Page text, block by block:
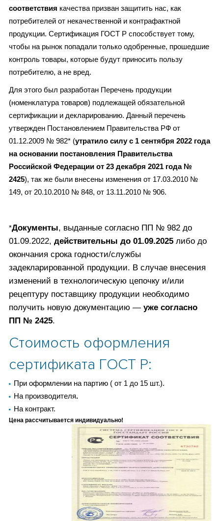
соответствия качества призван защитить нас, как
потребителей от некачественной и контрафактной
продукции. Сертификация ГОСТ Р способствует тому,
чтобы на рынок попадали только одобренные, прошедшие
контроль товары, которые будут приносить пользу
потребителю, а не вред.
Для этого был разработан Перечень продукции
(номенклатура товаров) подлежащей обязательной
сертификации и декларированию. Данный перечень
утвержден Постановлением Правительства РФ от
01.12.2009 № 982* (утратило силу с 1 сентября 2022 года
на основании постановления Правительства
Российской Федерации от 23 декабря 2021 года №
2425), так же были внесены изменения от 17.03.2010 №
149, от 20.10.2010 № 848, от 13.11.2010 № 906.
*Документы, выданные согласно ПП № 982 до
01.09.2022, действительны до 01.09.2025 либо до
окончания срока годности/службы
задекларированной продукции. В случае внесения
изменений в технологическую цепочку и/или
рецептуру поставщику продукции необходимо
получить новую документацию — уже согласно
ПП № 2425.
Стоимость оформления
сертификата ГОСТ Р:
При оформлении на партию ( от 1 до 15 шт.).
На производителя.
На контракт.
Цена рассчитывается индивидуально!